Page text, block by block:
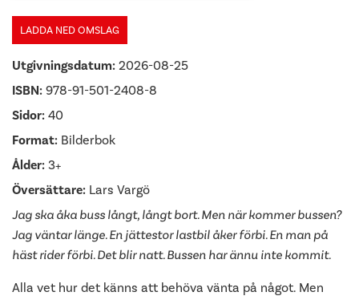
LADDA NED OMSLAG
Utgivningsdatum: 2026-08-25
ISBN: 978-91-501-2408-8
Sidor: 40
Format: Bilderbok
Ålder: 3+
Översättare: Lars Vargö
Jag ska åka buss långt, långt bort. Men när kommer bussen?
Jag väntar länge. En jättestor lastbil åker förbi. En man på
häst rider förbi. Det blir natt. Bussen har ännu inte kommit.
Alla vet hur det känns att behöva vänta på något. Men